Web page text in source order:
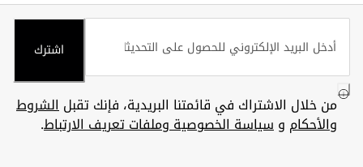
اشترك
من خلال الاشتراك في قائمتنا البريدية، فإنك تقبلالشروط
والأحكام وسياسة الخصوصية وملفات تعريف الارتباط.